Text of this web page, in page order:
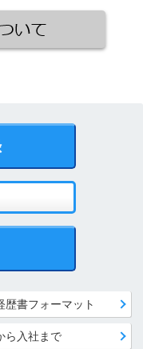
歴書フォーマット
ら入社まで